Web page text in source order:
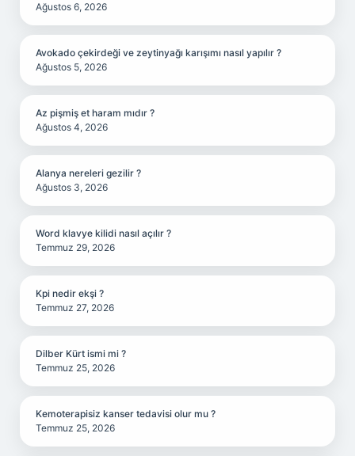
Ağustos 6, 2026
Avokado çekirdeği ve zeytinyağı karışımı nasıl yapılır ?
Ağustos 5, 2026
Az pişmiş et haram mıdır ?
Ağustos 4, 2026
Alanya nereleri gezilir ?
Ağustos 3, 2026
Word klavye kilidi nasıl açılır ?
Temmuz 29, 2026
Kpi nedir ekşi ?
Temmuz 27, 2026
Dilber Kürt ismi mi ?
Temmuz 25, 2026
Kemoterapisiz kanser tedavisi olur mu ?
Temmuz 25, 2026